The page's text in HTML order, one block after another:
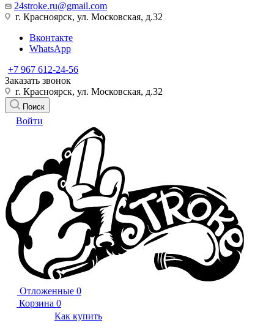
24stroke.ru@gmail.com
г. Красноярск, ул. Московская, д.32
Вконтакте
WhatsApp
+7 967 612-24-56
Заказать звонок
г. Красноярск, ул. Московская, д.32
Поиск
Войти
Отложенные 0
Корзина 0
Как купить